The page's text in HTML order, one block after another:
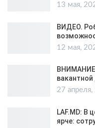
13 мая,
ВИДЕО.
12 мая,
27
LAF.MD: В
ярче: